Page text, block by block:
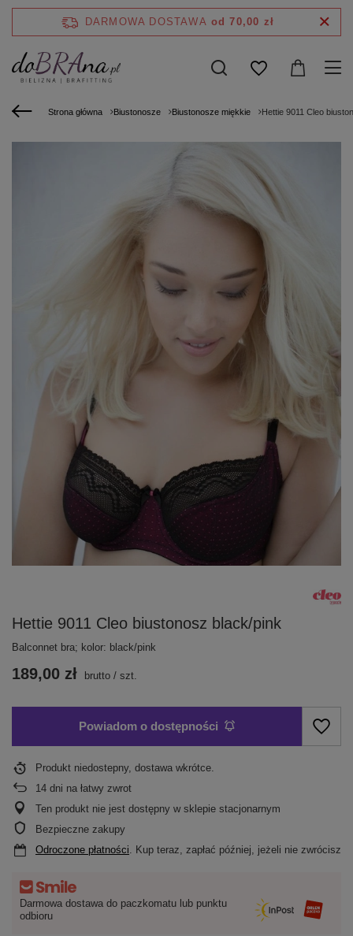
DARMOWA DOSTAWA od 70,00 zł
Strona główna Biustonosze Biustonosze miękkie Hettie 9011 Cleo
Hettie 9011 Cleo biustonosz black/pink
Balconnet bra; kolor: black/pink
189,00 zł brutto / szt.
Powiadom o dostępności
Produkt niedostepny, dostawa wkrótce
14 dni na łatwy zwrot
Ten produkt nie jest dostępny w sklepie stacjonarnym
Bezpieczne zakupy
Odroczone płatności . Kup teraz, zapłać później, jeżeli nie zwrócisz
Darmowa dostawa do paczkomatu lub punktu
odbioru